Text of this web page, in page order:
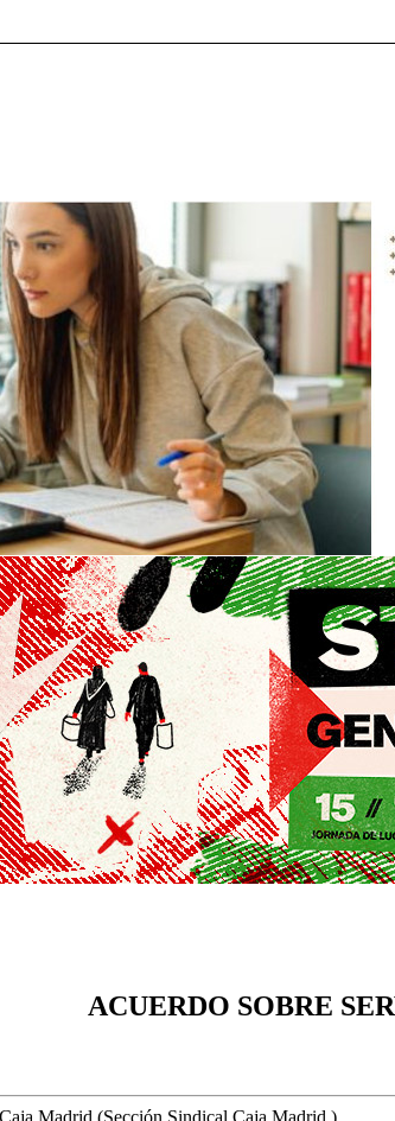
ACUERDO SOBRE
Madrid (Sección Sindical Caja Madrid ) ,